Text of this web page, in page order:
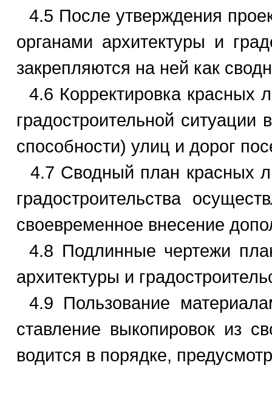
4.5 После утверждения
органами архитектуры и
закрепляются на ней как
4.6 Корректировка красных
градостроительной ситуации
способности) улиц и дорог
4.7 Сводный план красных
градостроительства
своевременное внесение
4.8 Подлинные чертежи
архитектуры и
4.9 Пользование
ставление выкопировок из
водится в порядке,